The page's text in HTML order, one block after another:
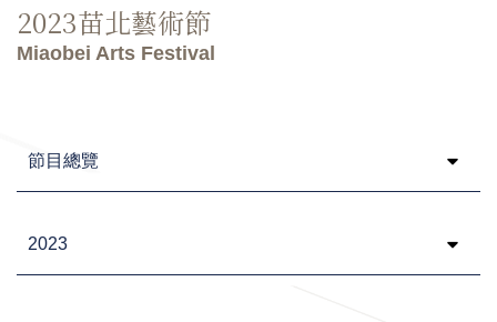
2023苗北藝術節
Miaobei Arts Festival